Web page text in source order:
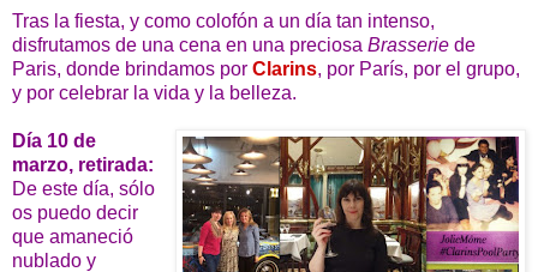
Tras la fiesta, y como colofón a un día tan intenso,
disfrutamos de una cena en una preciosa Brasserie de
Paris, donde brindamos por Clarins, por París, por el grupo,
y por celebrar la vida y la belleza.
Día 10 de
marzo, retirada:
De este día, sólo
os puedo decir
que amaneció
nublado y